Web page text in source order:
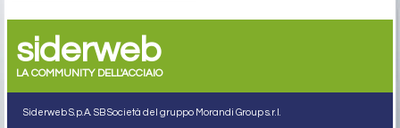
siderweb
LA COMMUNITY DELL'ACCIAIO
Siderweb S.p.A. SB Società del gruppo Morandi Group s.r.l.